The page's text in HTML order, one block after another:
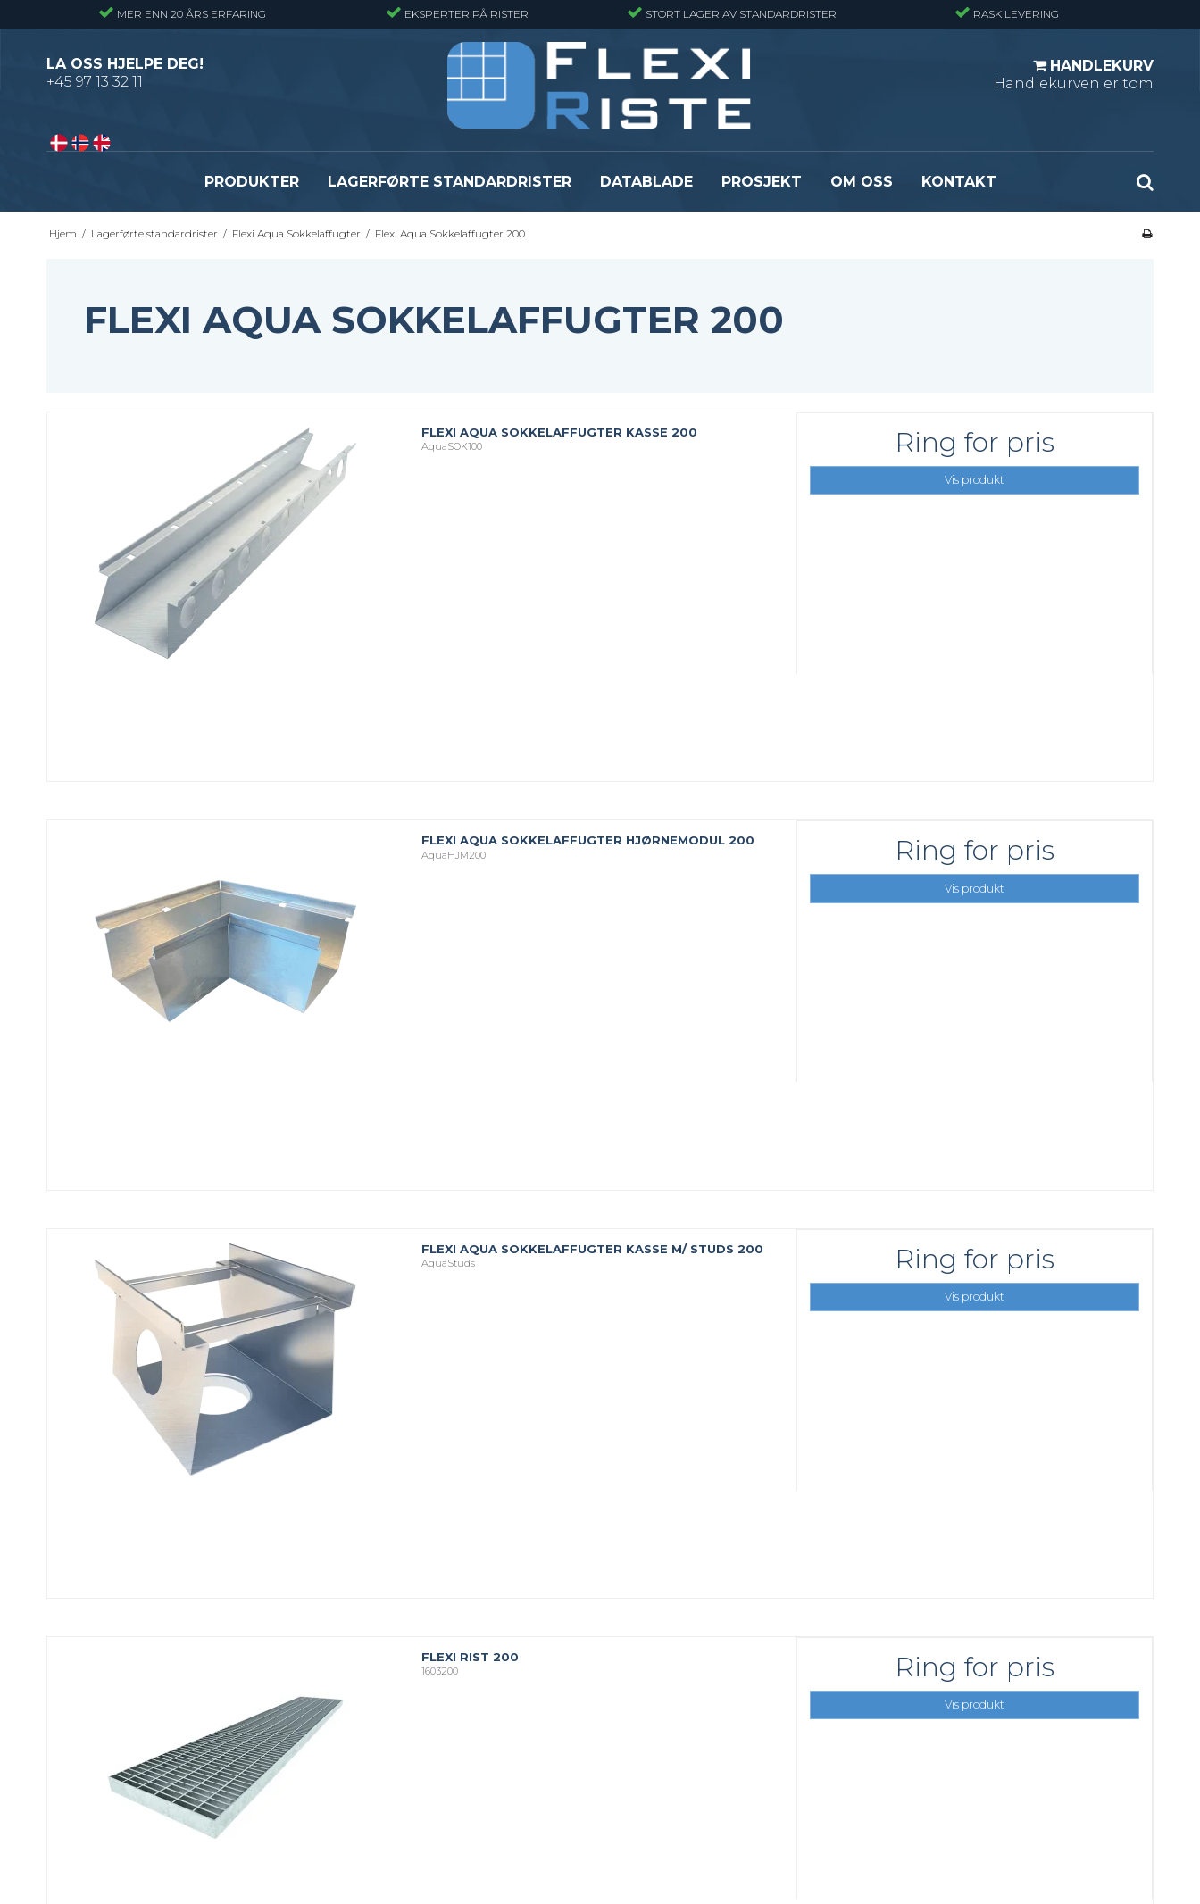
MER ENN 20 ÅRS ERFARING EKSPERTER PÅ RISTER STORT LAGER AV STANDARDRISTER RASK LEVERING
LA OSS HJELPE DEG!
+45 97 13 32 11
HANDLEKURV
Handlekurven er tom
PRODUKTER
Pressveiset gitterrister – Alminnelig
kryssribber
Gitterrister trinn – S235JR
Byggeplasstrinn
Se alle
Gitterrister matter
Smijernsmatter
Se alle
GRP gitterrister - Stormasket
Se alle
BROXOCLIP
LAGERFØRTE STANDARDRISTER DATABLADE PROSJEKT OM OSS KONTAKT
Hjem / Lagerførte standardrister / Flexi Aqua Sokkelaffugter / Flexi Aqua Sokkelaffugter 200
FLEXI AQUA SOKKELAFFUGTER 200
FLEXI AQUA SOKKELAFFUGTER KASSE 200
AquaSOK100 Ring for pris
Vis produkt
FLEXI AQUA SOKKELAFFUGTER HJØRNEMODUL 200
AquaHJM200 Ring for pris
Vis produkt
FLEXI AQUA SOKKELAFFUGTER KASSE M/ STUDS 200
AquaStuds Ring for pris
Vis produkt
FLEXI RIST 200
1603200 Ring for pris
Vis produkt